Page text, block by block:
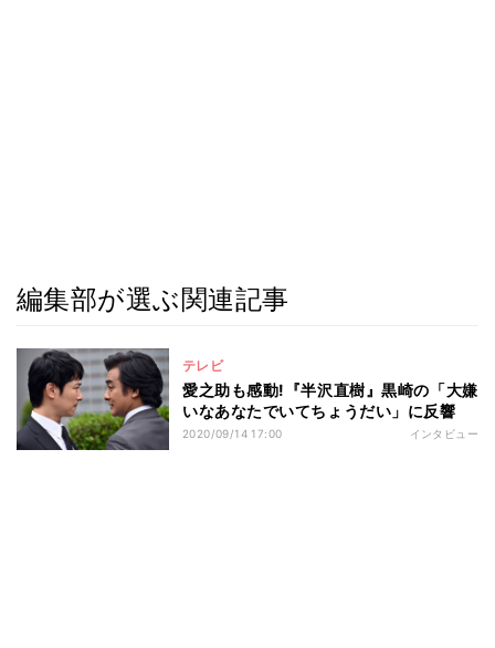
編集部が選ぶ関連記事
テレビ
愛之助も感動!『半沢直樹』黒崎の「大嫌
いなあなたでいてちょうだい」に反響
2020/09/14 17:00 インタビュー